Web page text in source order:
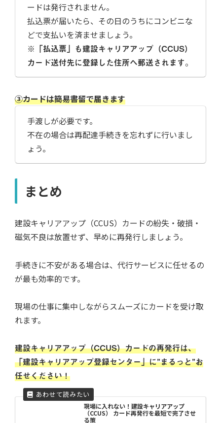
ードは発行されません。
払込票が届いたら、その日のうちにコンビニな
どで支払いを済ませましょう。
※「払込票」も建設キャリアアップ（CCUS）
カード送付先に登録した住所へ郵送されます。
③カードは簡易書留で届きます
手渡しが必要です。
不在の場合は再配達手続きを忘れずに行いまし
ょう。
まとめ
建設キャリアアップ（CCUS）カードの紛失・破損・
磁気不良は放置せず、早めに再発行しましょう。
手続きに不安がある場合は、代行サービスに任せるの
が最も効率的です。
現場の仕事に集中しながらスムーズにカードを受け取
れます。
建設キャリアアップ（CCUS）カードの再発行は、
「建設キャリアアップ登録センター」に”まるっと”お
任せください！
現場に入れない！建設キャリアアップ
（CCUS） カード再発行を最短で完了させ
る策